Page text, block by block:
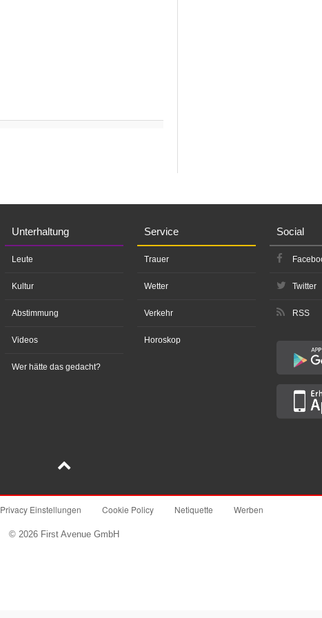
Unterhaltung
Leute
Kultur
Abstimmung
Videos
Wer hätte das gedacht?
Service
Trauer
Wetter
Verkehr
Horoskop
Social
Twitter
RSS
Privacy Einstellungen Cookie Policy Netiquette Werben
© 2026 First Avenue GmbH